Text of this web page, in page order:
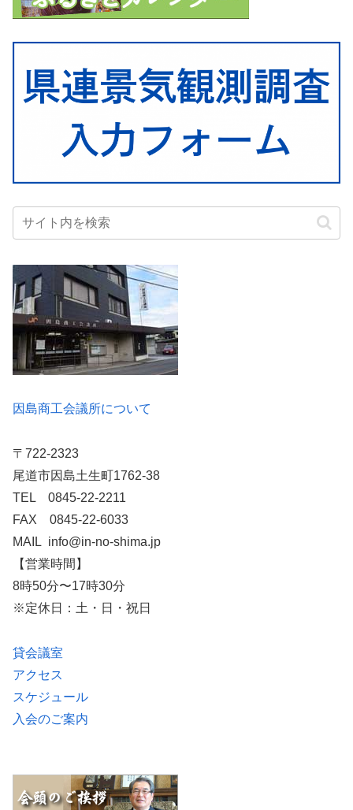
因島商工会議所について
〒722-2323
尾道市因島土生町1762-38
TEL 0845-22-2211
FAX 0845-22-6033
MAIL info@in-no-shima.jp
【営業時間】
8時50分〜17時30分
※定休日：土・日・祝日
貸会議室
アクセス
スケジュール
入会のご案内